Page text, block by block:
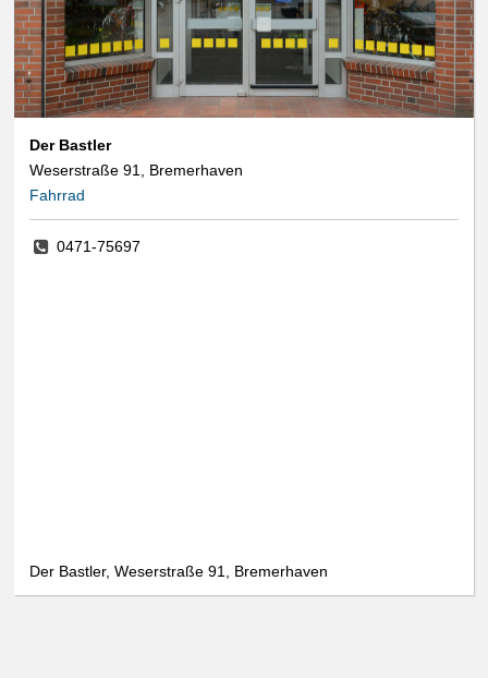
Der Bastler
Weserstraße 91, Bremerhaven
Fahrrad
0471-75697
Der Bastler, Weserstraße 91, Bremerhaven